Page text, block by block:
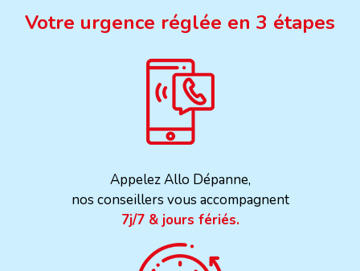
Votre urgence réglée en 3 étapes
Appelez Allo Dépanne,
nos conseillers vous accompagnent
7j/7 & jours fériés.